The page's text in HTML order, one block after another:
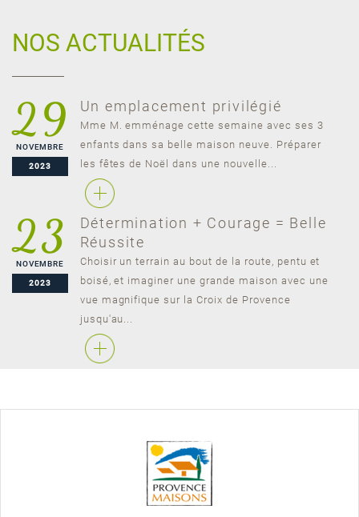
NOS ACTUALITÉS
29
NOVEMBRE
2023
Un emplacement privilégié
Mme M. emménage cette semaine avec ses 3
enfants dans sa belle maison neuve. Préparer
les fêtes de Noël dans une nouvelle...
23
NOVEMBRE
2023
Détermination + Courage = Belle
Réussite
Choisir un terrain au bout de la route, pentu et
boisé, et imaginer une grande maison avec une
vue magnifique sur la Croix de Provence
jusqu'au...